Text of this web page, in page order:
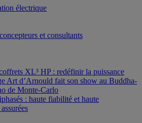
électrique
et consultants
XL³ HP : redéfinir la puissance
Art d’Arnould fait son show au Buddha-
de Monte-Carlo
: haute fiabilité et haute